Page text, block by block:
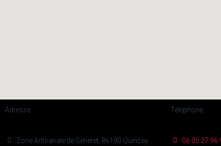
Adresse :
Zone Artisanale de Seneret, 86190 Quinçay
Téléphone :